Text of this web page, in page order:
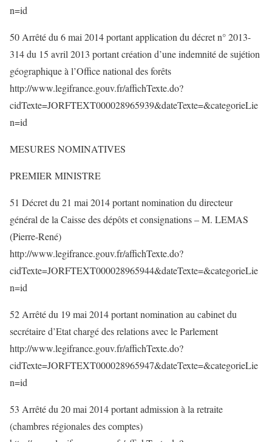
n=id
50 Arrêté du 6 mai 2014 portant application du décret n° 2013-
314 du 15 avril 2013 portant création d’une indemnité de sujétion
géographique à l’Office national des forêts
http://www.legifrance.gouv.fr/affichTexte.do?
cidTexte=JORFTEXT000028965939&dateTexte=&categorieLie
n=id
MESURES NOMINATIVES
PREMIER MINISTRE
51 Décret du 21 mai 2014 portant nomination du directeur
général de la Caisse des dépôts et consignations – M. LEMAS
(Pierre-René)
http://www.legifrance.gouv.fr/affichTexte.do?
cidTexte=JORFTEXT000028965944&dateTexte=&categorieLie
n=id
52 Arrêté du 19 mai 2014 portant nomination au cabinet du
secrétaire d’Etat chargé des relations avec le Parlement
http://www.legifrance.gouv.fr/affichTexte.do?
cidTexte=JORFTEXT000028965947&dateTexte=&categorieLie
n=id
53 Arrêté du 20 mai 2014 portant admission à la retraite
(chambres régionales des comptes)